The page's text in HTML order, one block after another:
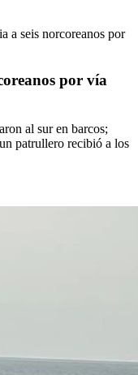
a seis norcoreanos por
por vía
al sur en barcos;
patrullero recibió a los